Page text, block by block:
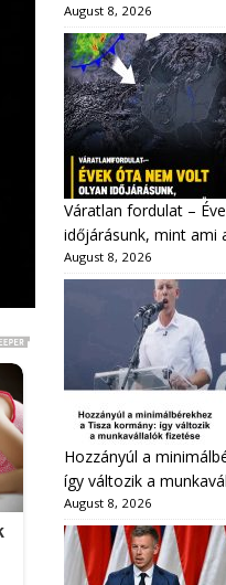
August 8, 2026
Váratlan fordulat –
időjárásunk, mint ami
August 8, 2026
Hozzányúl a
így változik a
August 8, 2026